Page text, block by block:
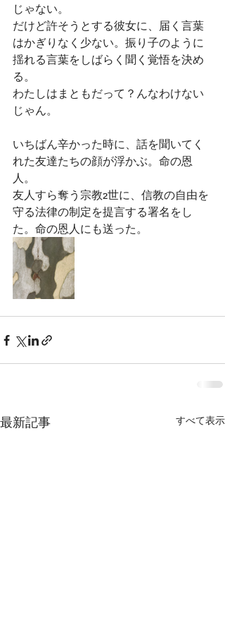
じゃない。
だけど許そうとする彼女に、届く言葉
はかぎりなく少ない。振り子のように
揺れる言葉をしばらく聞く覚悟を決め
る。
わたしはまともだって？んなわけない
じゃん。
いちばん辛かった時に、話を聞いてく
れた友達たちの顔が浮かぶ。命の恩
人。
友人すら奪う宗教2世に、信教の自由を
守る法律の制定を提言する署名をし
た。命の恩人にも送った。
最新記事 すべて表示